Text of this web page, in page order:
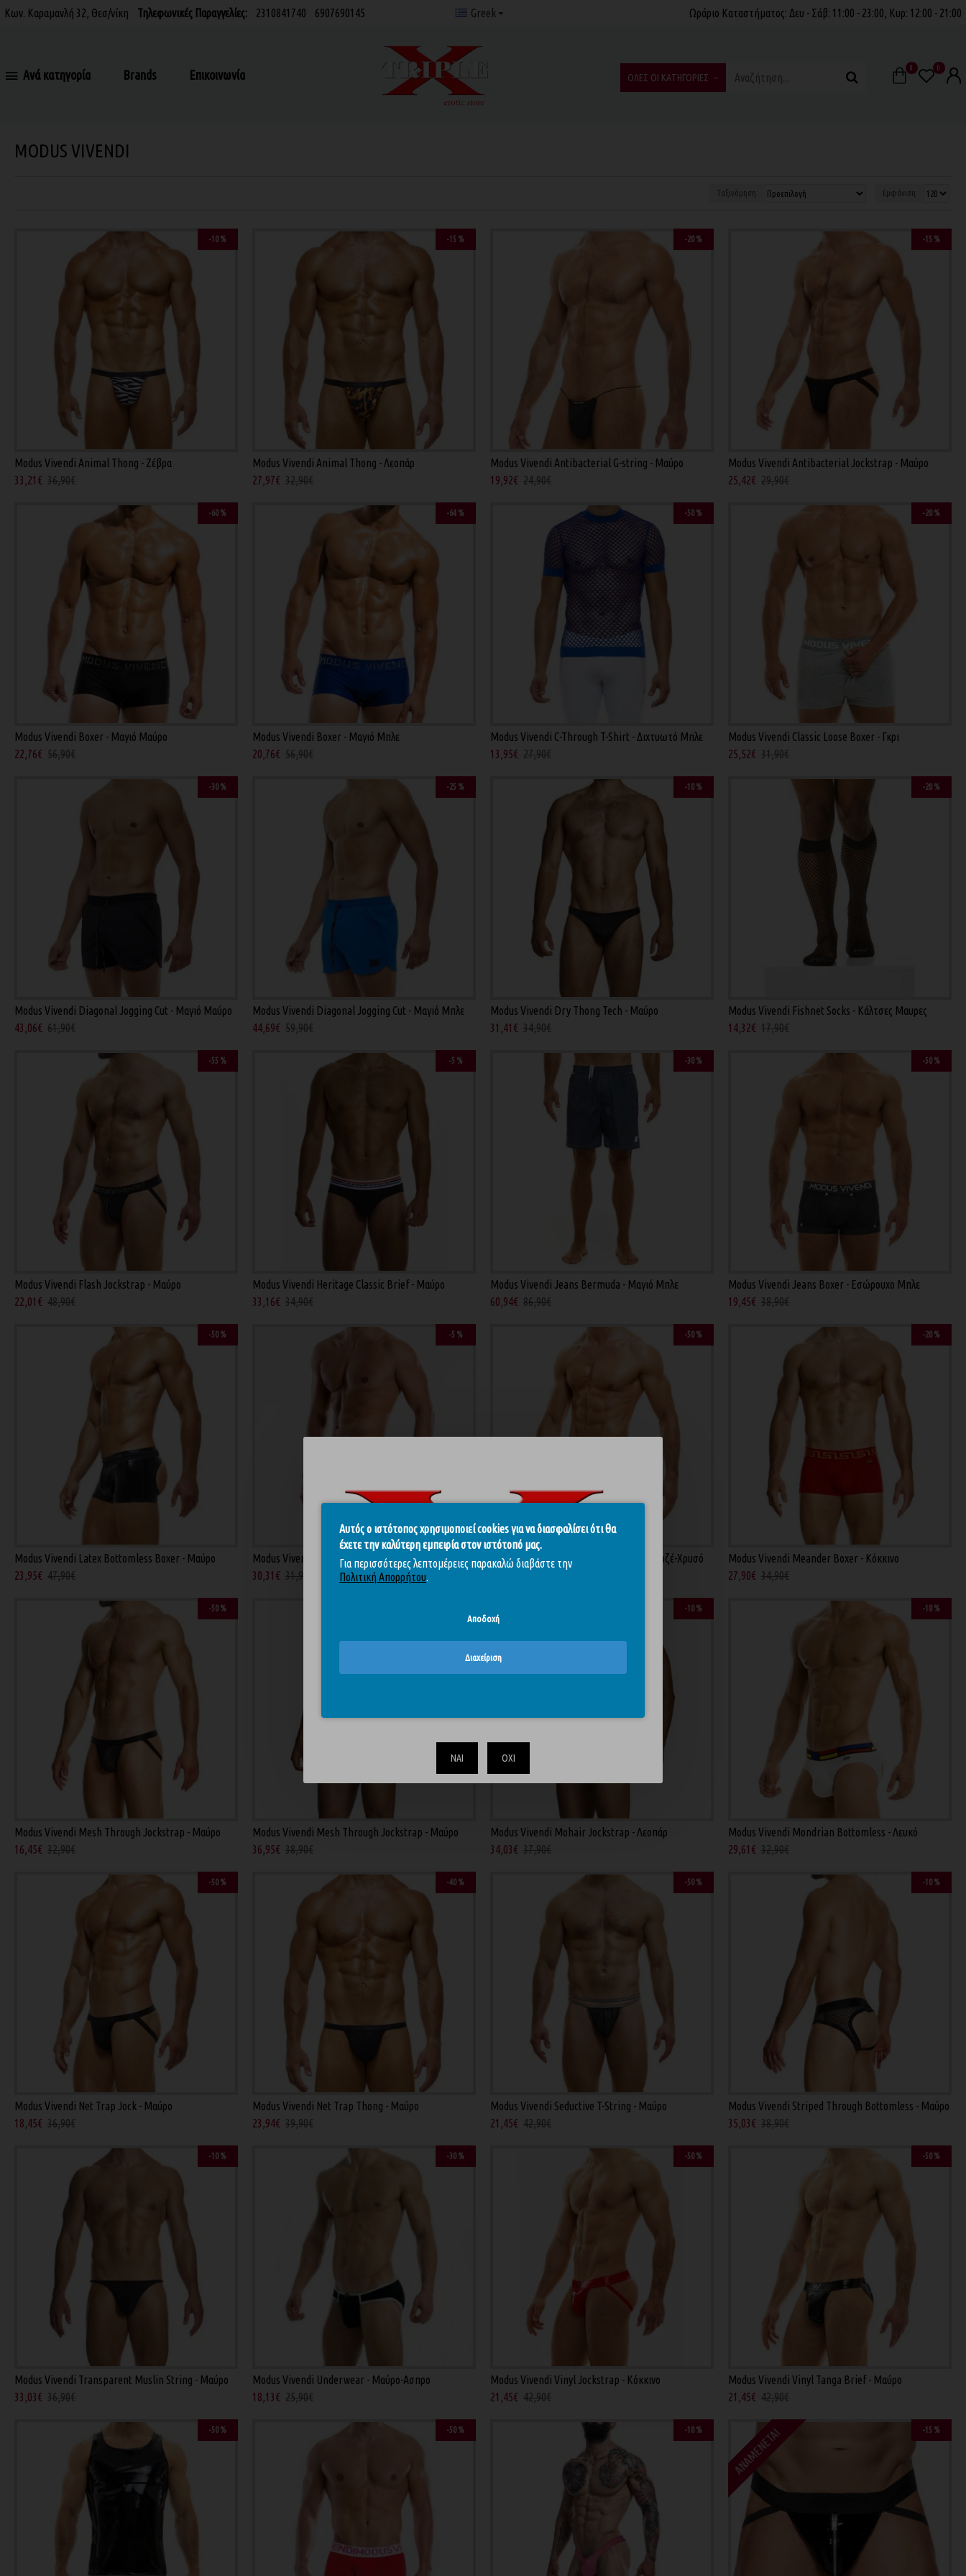
Αυτός ο ιστότοπος χρησιμοποιεί cookies για να διασφαλίσει ότι θα
έχετε την καλύτερη εμπειρία στον ιστότοπό μας.
Για περισσότερες λεπτομέρειες παρακαλώ διαβάστε την
Πολιτική Απορρήτου
Αποδοχή
Διαχείριση
ΝΑΙ ΟΧΙ
Κων. Καραμανλή 32, Θεσ/νίκη Τηλεφωνικές Παραγγελίες: 2310841740 6907690145 Greek Ωράριο Καταστήματος: Δευ - Σάβ: 11:00 - 23:00, Κυρ: 12:00 - 21:00
Ανά κατηγορία Brands Επικοινωνία 0 0
ΟΛΕΣ ΟΙ ΚΑΤΗΓΟΡΙΕΣ
MODUS VIVENDI
Ταξινόμηση: Εμφάνιση:
-10 %
Modus Vivendi Animal Thong - Ζέβρα
33,21€ 36,90€
-15 %
Modus Vivendi Animal Thong - Λεοπάρ
27,97€ 32,90€
-20 %
Modus Vivendi Antibacterial G-string - Μαύρο
19,92€ 24,90€
-15 %
Modus Vivendi Antibacterial Jockstrap - Μαύρο
25,42€ 29,90€
-60 %
Modus Vivendi Boxer - Μαγιό Μαύρο
22,76€ 56,90€
-64 %
Modus Vivendi Boxer - Μαγιό Μπλε
20,76€ 56,90€
-50 %
Modus Vivendi C-Through T-Shirt - Διχτυωτό Μπλε
13,95€ 27,90€
-20 %
Modus Vivendi Classic Loose Boxer - Γκρι
25,52€ 31,90€
-30 %
Modus Vivendi Diagonal Jogging Cut - Μαγιό Μαύρο
43,06€ 61,90€
-25 %
Modus Vivendi Diagonal Jogging Cut - Μαγιό Μπλε
44,69€ 59,90€
-10 %
Modus Vivendi Dry Thong Tech - Μαύρο
31,41€ 34,90€
-20 %
Modus Vivendi Fishnet Socks - Κάλτσες Μαυρες
14,32€ 17,90€
-55 %
Modus Vivendi Flash Jockstrap - Μαύρο
22,01€ 48,90€
-5 %
Modus Vivendi Heritage Classic Brief - Μαύρο
33,16€ 34,90€
-30 %
Modus Vivendi Jeans Bermuda - Μαγιό Μπλε
60,94€ 86,90€
-50 %
Modus Vivendi Jeans Boxer - Εσώρουχο Μπλε
19,45€ 38,90€
-50 %
Modus Vivendi Latex Bottomless Boxer - Μαύρο
23,95€ 47,90€
-5 %
Modus Vivendi Leather Low Cut Brief - Μαύρο
30,31€ 31,90€
-50 %
Modus Vivendi Leather Low Cut Brief - Ροζέ-Χρυσό
-20 %
Modus Vivendi Meander Boxer - Κόκκινο
27,90€ 34,90€
-50 %
Modus Vivendi Mesh Through Jockstrap - Μαύρο
16,45€ 32,90€
Modus Vivendi Mesh Through Jockstrap - Μαύρο
36,95€ 38,90€
-10 %
Modus Vivendi Mohair Jockstrap - Λεοπάρ
34,03€ 37,90€
-10 %
Modus Vivendi Mondrian Bottomless - Λευκό
29,61€ 32,90€
-50 %
Modus Vivendi Net Trap Jock - Μαύρο
18,45€ 36,90€
-40 %
Modus Vivendi Net Trap Thong - Μαύρο
23,94€ 39,90€
-50 %
Modus Vivendi Seductive T-String - Μαύρο
21,45€ 42,90€
-10 %
Modus Vivendi Striped Through Bottomless - Μαύρο
35,03€ 38,90€
-10 %
Modus Vivendi Transparent Muslin String - Μαύρο
33,03€ 36,90€
-30 %
Modus Vivendi Underwear - Μαύρο-Ασπρο
18,13€ 25,90€
-50 %
Modus Vivendi Vinyl Jockstrap - Κόκκινο
21,45€ 42,90€
-50 %
Modus Vivendi Vinyl Tanga Brief - Μαύρο
21,45€ 42,90€
-50 % -50 % -10 % -15 %
ΑΝΑΜΈΝΕΤΑΙ